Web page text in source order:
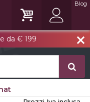
close
da € 199
Blog